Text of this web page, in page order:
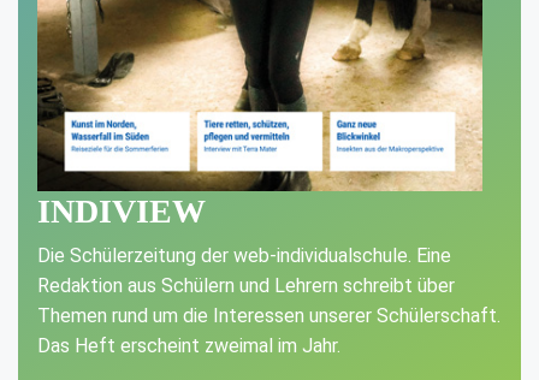
INDIVIEW
Die Schülerzeitung der web-individualschule. Eine
Redaktion aus Schülern und Lehrern schreibt über
Themen rund um die Interessen unserer Schülerschaft.
Das Heft erscheint zweimal im Jahr.